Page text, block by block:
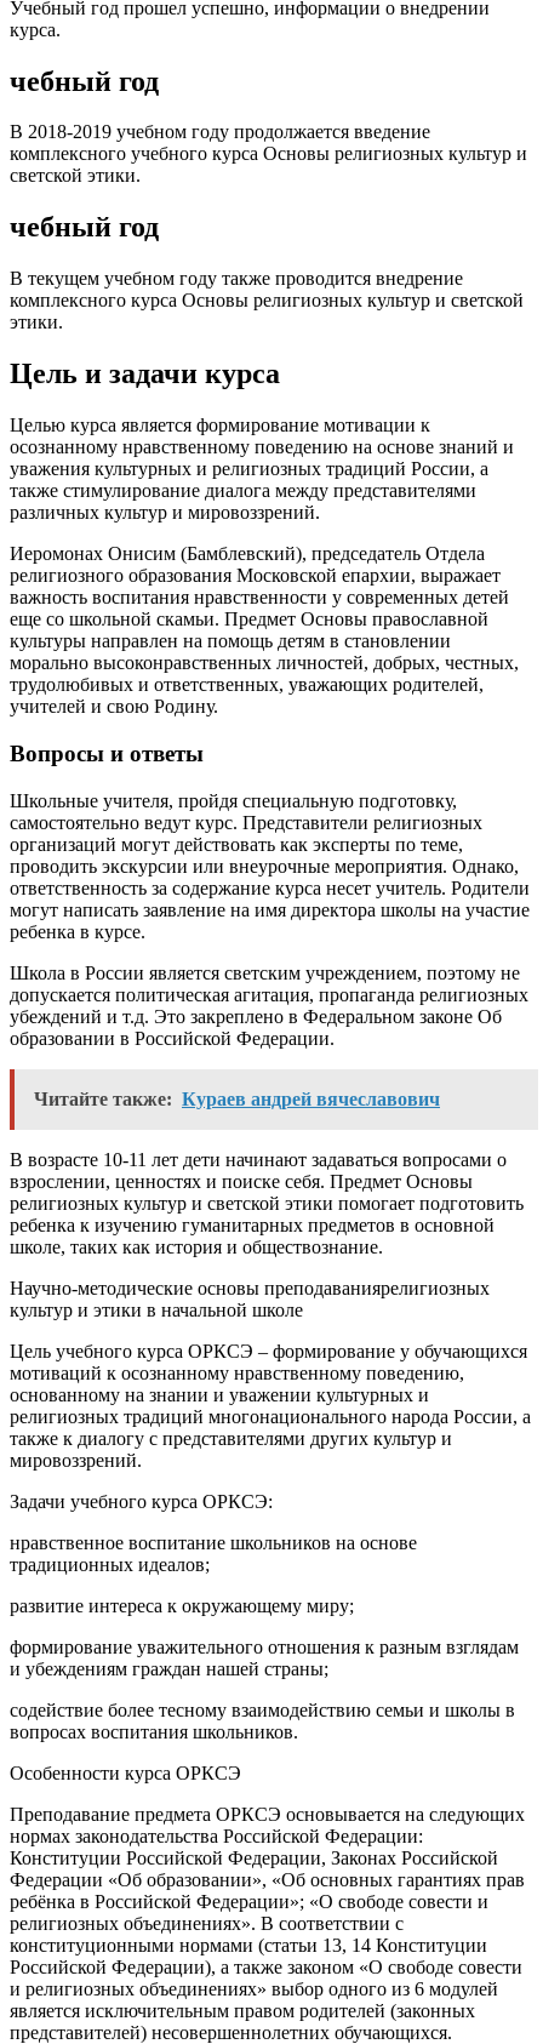
Учебный год прошел успешно, информации о внедрении
курса.
чебный год
В 2018-2019 учебном году продолжается введение
комплексного учебного курса Основы религиозных культур и
светской этики.
чебный год
В текущем учебном году также проводится внедрение
комплексного курса Основы религиозных культур и светской
этики.
Цель и задачи курса
Целью курса является формирование мотивации к
осознанному нравственному поведению на основе знаний и
уважения культурных и религиозных традиций России, а
также стимулирование диалога между представителями
различных культур и мировоззрений.
Иеромонах Онисим (Бамблевский), председатель Отдела
религиозного образования Московской епархии, выражает
важность воспитания нравственности у современных детей
еще со школьной скамьи. Предмет Основы православной
культуры направлен на помощь детям в становлении
морально высоконравственных личностей, добрых, честных,
трудолюбивых и ответственных, уважающих родителей,
учителей и свою Родину.
Вопросы и ответы
Школьные учителя, пройдя специальную подготовку,
самостоятельно ведут курс. Представители религиозных
организаций могут действовать как эксперты по теме,
проводить экскурсии или внеурочные мероприятия. Однако,
ответственность за содержание курса несет учитель. Родители
могут написать заявление на имя директора школы на участие
ребенка в курсе.
Школа в России является светским учреждением, поэтому не
допускается политическая агитация, пропаганда религиозных
убеждений и т.д. Это закреплено в Федеральном законе Об
образовании в Российской Федерации.
Читайте также: Кураев андрей вячеславович
В возрасте 10-11 лет дети начинают задаваться вопросами о
взрослении, ценностях и поиске себя. Предмет Основы
религиозных культур и светской этики помогает подготовить
ребенка к изучению гуманитарных предметов в основной
школе, таких как история и обществознание.
Научно-методические основы преподаваниярелигиозных
культур и этики в начальной школе
Цель учебного курса ОРКСЭ – формирование у обучающихся
мотиваций к осознанному нравственному поведению,
основанному на знании и уважении культурных и
религиозных традиций многонационального народа России, а
также к диалогу с представителями других культур и
мировоззрений.
Задачи учебного курса ОРКСЭ:
нравственное воспитание школьников на основе
традиционных идеалов;
развитие интереса к окружающему миру;
формирование уважительного отношения к разным взглядам
и убеждениям граждан нашей страны;
содействие более тесному взаимодействию семьи и школы в
вопросах воспитания школьников.
Особенности курса ОРКСЭ
Преподавание предмета ОРКСЭ основывается на следующих
нормах законодательства Российской Федерации:
Конституции Российской Федерации, Законах Российской
Федерации «Об образовании», «Об основных гарантиях прав
ребёнка в Российской Федерации»; «О свободе совести и
религиозных объединениях». В соответствии с
конституционными нормами (статьи 13, 14 Конституции
Российской Федерации), а также законом «О свободе совести
и религиозных объединениях» выбор одного из 6 модулей
является исключительным правом родителей (законных
представителей) несовершеннолетних обучающихся.